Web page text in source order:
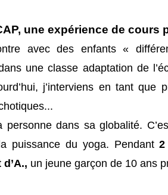
une expérience de
avec des enfants «
une classe adaptation de
j’interviens en tant
dans sa globalité.
puissance du yoga. Pendant
un jeune garçon de 10 ans